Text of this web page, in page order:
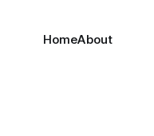
HomeAbout